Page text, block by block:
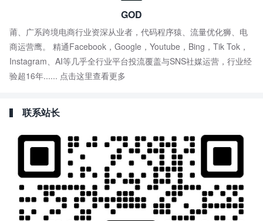
GOD
莆、广系跨境电商行业资深从业者，代码程序猿、流量优化狮、电
商运营鹰。 精通Facebook，Google，Youtube，Bing，Tik Tok，
Instagram、AI等几乎全行业平台投流覆盖与SNS社媒运营，行业经
验超16年...... 点击这里查看更多
联系站长